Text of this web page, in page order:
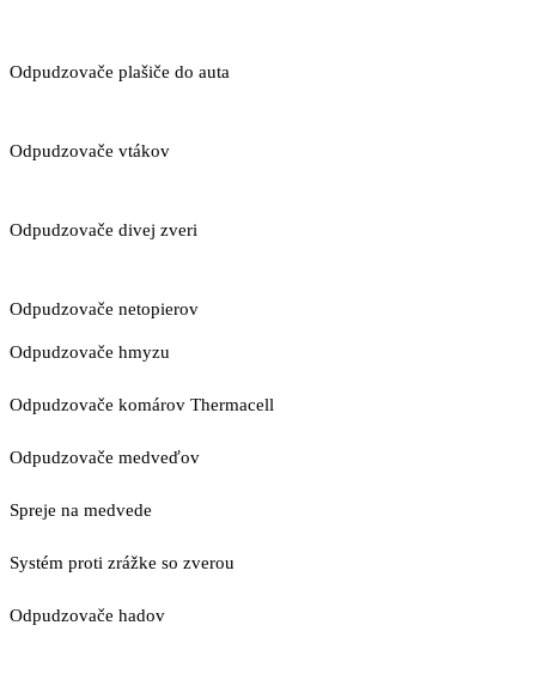
Odpudzovače plašiče do auta
Odpudzovače vtákov
Odpudzovače divej zveri
Odpudzovače netopierov
Odpudzovače hmyzu
Odpudzovače komárov Thermacell
Odpudzovače medveďov
Spreje na medvede
Systém proti zrážke so zverou
Odpudzovače hadov